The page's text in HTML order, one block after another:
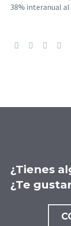
38% interanual al
¿Tienes
¿Te